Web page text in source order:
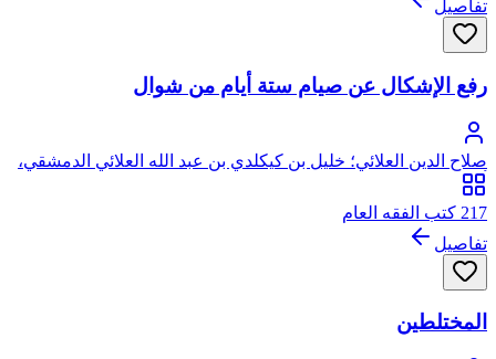
تفاصيل
رفع الإشكال عن صيام ستة أيام من شوال
صلاح الدين العلائي؛ خليل بن كيكلدي بن عبد الله العلائي الدمشقي،
أبو سعيد، صلاح الدين
217 كتب الفقه العام
تفاصيل
المختلطين